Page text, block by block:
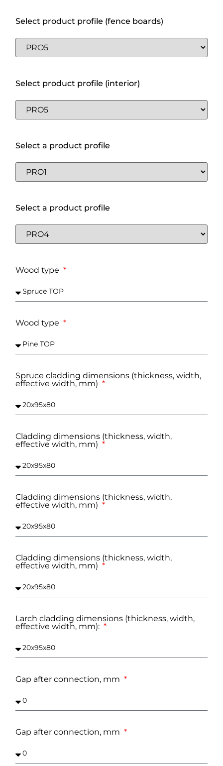
Select product profile (fence boards)
Select product profile (interior)
Select a product profile
Select a product profile
Wood type
Wood type
Spruce cladding dimensions (thickness, width,
effective width, mm)
Cladding dimensions (thickness, width,
effective width, mm)
Cladding dimensions (thickness, width,
effective width, mm)
Cladding dimensions (thickness, width,
effective width, mm)
Larch cladding dimensions (thickness, width,
effective width, mm):
Gap after connection, mm
Gap after connection, mm